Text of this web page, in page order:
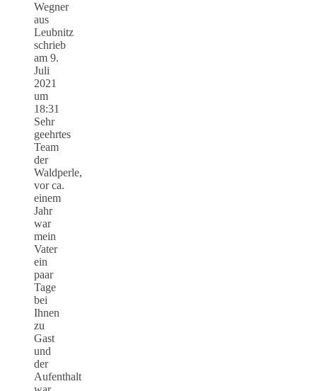
Wegner
aus
Leubnitz
schrieb
am 9.
Juli
2021
um
18:31
Sehr
geehrtes
Team
der
Waldperle,
vor ca.
einem
Jahr
war
mein
Vater
ein
paar
Tage
bei
Ihnen
zu
Gast
und
der
Aufenthalt